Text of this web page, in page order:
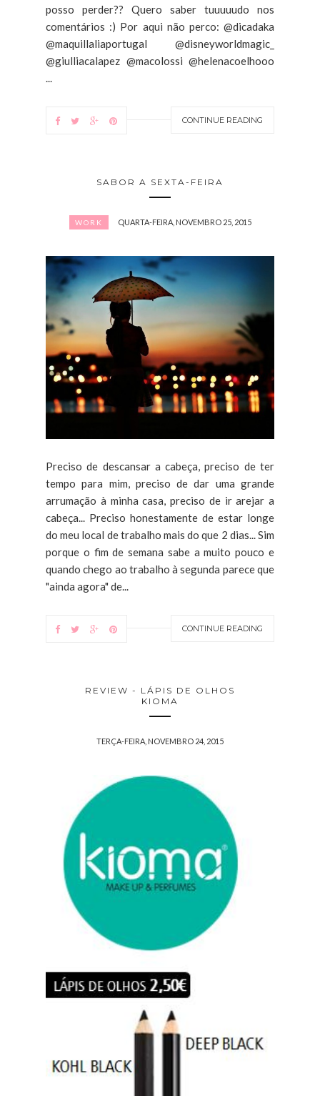
posso perder?? Quero saber tuuuuudo nos
comentários :) Por aqui não perco: @dicadaka
@maquillaliaportugal @disneyworldmagic_
@giulliacalapez @macolossi @helenacoelhooo
...
CONTINUE READING
SABOR A SEXTA-FEIRA
WORK QUARTA-FEIRA, NOVEMBRO 25, 2015
Preciso de descansar a cabeça, preciso de ter
tempo para mim, preciso de dar uma grande
arrumação à minha casa, preciso de ir arejar a
cabeça... Preciso honestamente de estar longe
do meu local de trabalho mais do que 2 dias... Sim
porque o fim de semana sabe a muito pouco e
quando chego ao trabalho à segunda parece que
"ainda agora" de...
CONTINUE READING
REVIEW - LÁPIS DE OLHOS
KIOMA
TERÇA-FEIRA, NOVEMBRO 24, 2015